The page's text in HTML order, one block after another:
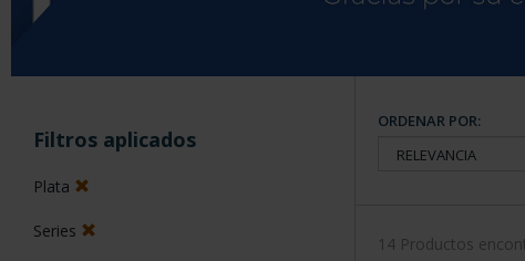
Filtros aplicados
Plata
Series
ORDENAR POR:
14 Productos